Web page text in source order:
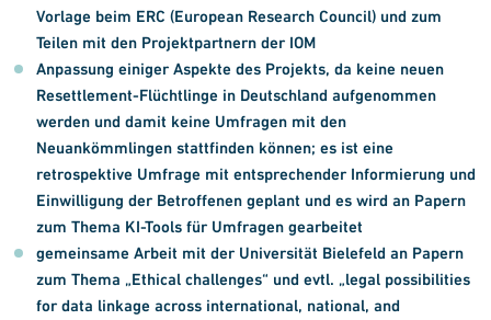
Vorlage beim ERC (European Research Council) und zum
Teilen mit den Projektpartnern der IOM
Anpassung einiger Aspekte des Projekts, da keine neuen
Resettlement-Flüchtlinge in Deutschland aufgenommen
werden und damit keine Umfragen mit den
Neuankömmlingen stattfinden können; es ist eine
retrospektive Umfrage mit entsprechender Informierung und
Einwilligung der Betroffenen geplant und es wird an Papern
zum Thema KI-Tools für Umfragen gearbeitet
gemeinsame Arbeit mit der Universität Bielefeld an Papern
zum Thema „Ethical challenges“ und evtl. „legal possibilities
for data linkage across international, national, and